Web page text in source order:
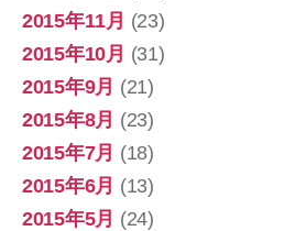
2015年11月 (23)
2015年10月 (31)
2015年9月 (21)
2015年8月 (23)
2015年7月 (18)
2015年6月 (13)
2015年5月 (24)